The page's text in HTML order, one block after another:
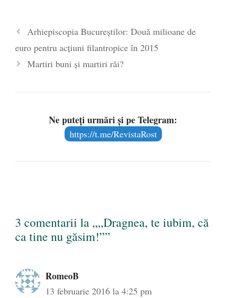
Arhiepiscopia Bucureștilor: Două milioane de
euro pentru acțiuni filantropice în 2015
Martiri buni și martiri răi?
Ne puteți urmări și pe Telegram:
https://t.me/RevistaRost
3 comentarii la „„Dragnea, te iubim, că
ca tine nu găsim!””
RomeoB
13 februarie 2016 la 4:25 pm